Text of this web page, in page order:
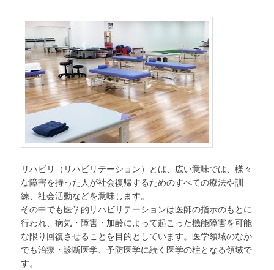
ン
テ
ン
ツ
へ
動
リハビリ（リハビリテーション）とは、広い意味では、様々
な障害を持った人が社会復帰するためのすべての療法や訓
練、社会活動などを意味します。
その中でも医学的リハビリテーションは医師の指示のもとに
行われ、病気・障害・加齢によって起こった機能障害を可能
な限り回復させることを目的としています。医学領域のなか
でも治療・診断医学、予防医学に続く医学の柱となる領域で
す。